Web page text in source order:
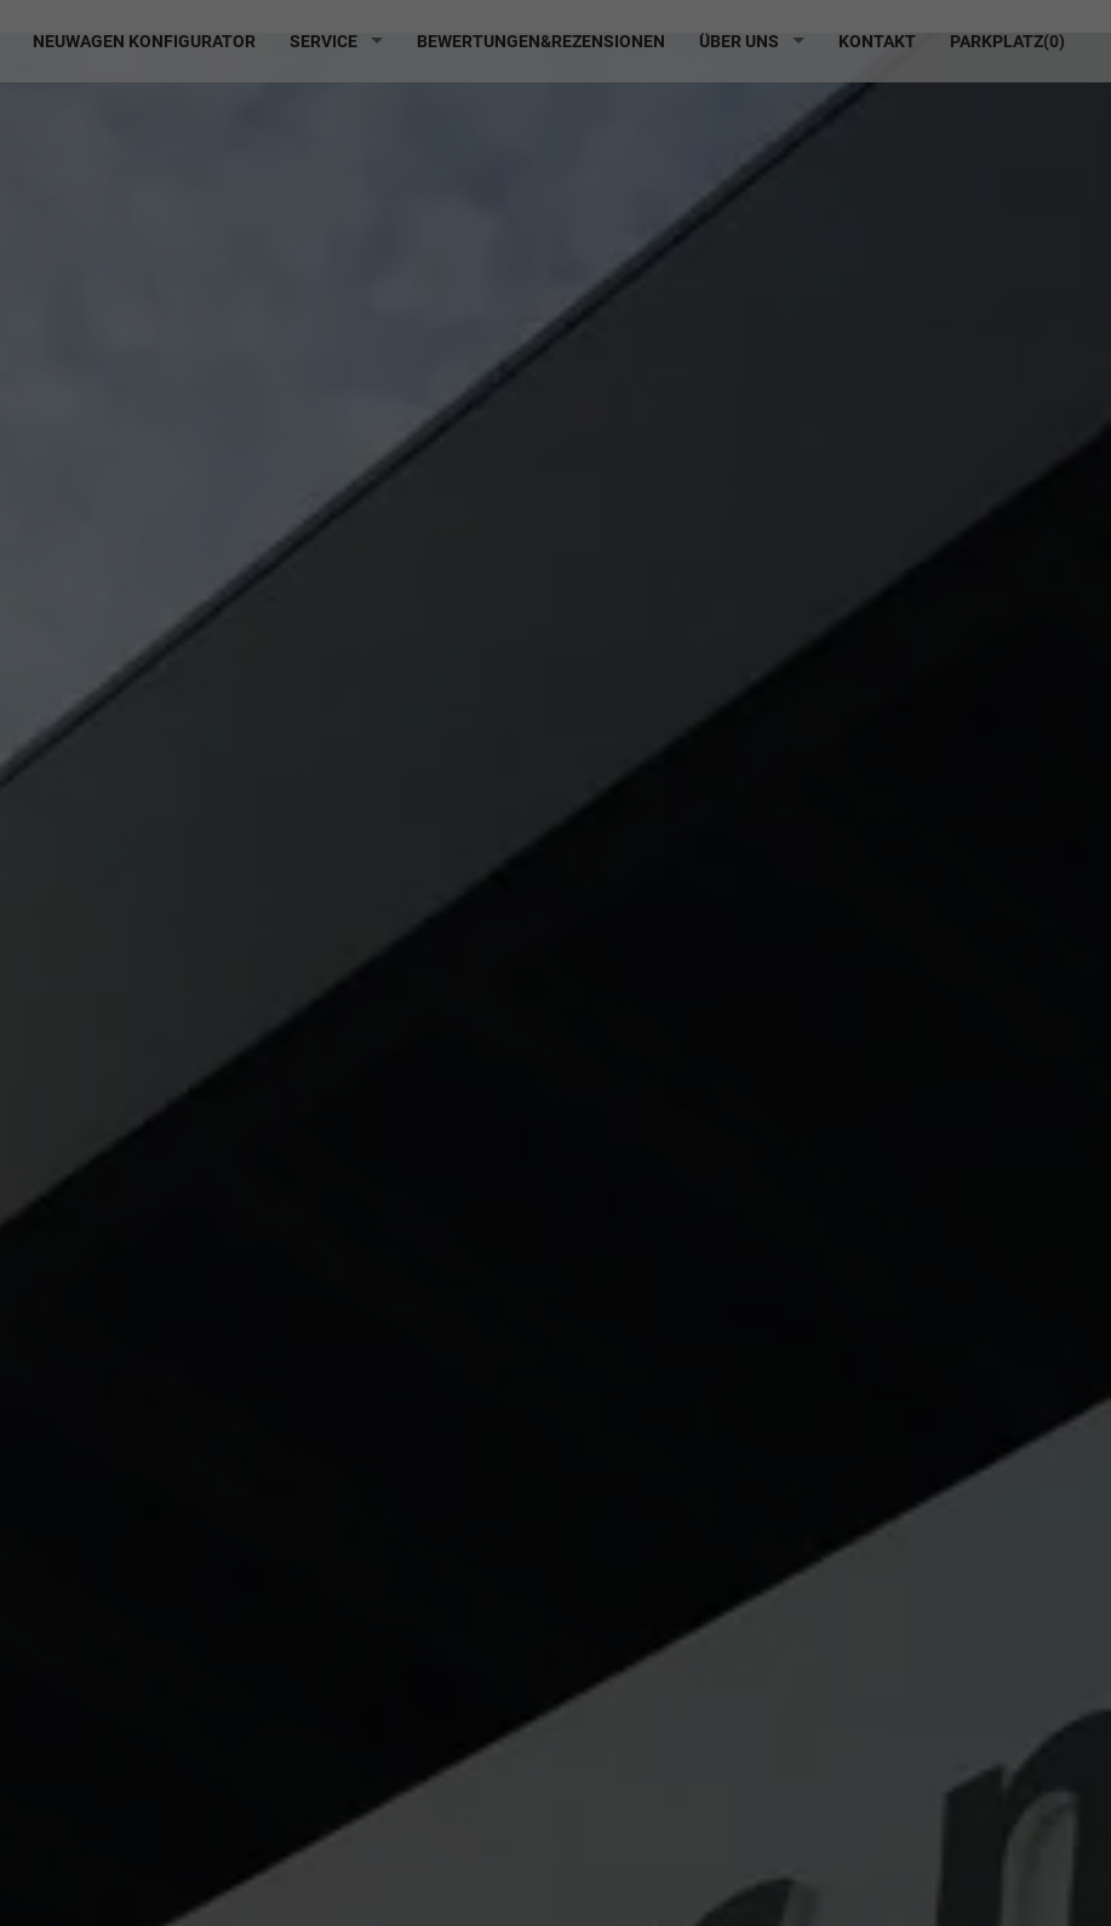
NEUWAGEN KONFIGURATOR SERVICE BEWERTUNGEN&REZENSIONEN ÜBER UNS KONTAKT PARKPLATZ(0)